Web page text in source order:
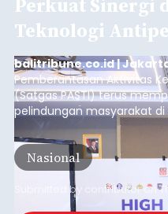
Teknologi
balitribune.co.id |
Pemberantasan Aktivitas
(Satgas PASTI) terus
pelindungan masyarakat
meningkatnya ancaman
semakin kompleks.
Nasional
Submitted by contributoron